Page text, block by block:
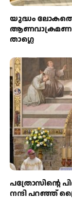
യുദ്ധം
ആണവാക്രമണ
താഗ്ലെ
പത്രോസിന്റെ
നന്ദി പറഞ്ഞ്